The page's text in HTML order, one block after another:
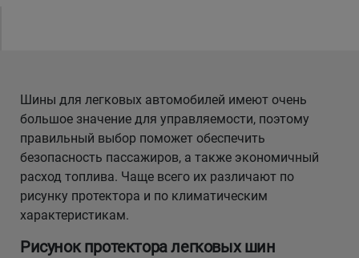
Шины для легковых автомобилей имеют очень
большое значение для управляемости, поэтому
правильный выбор поможет обеспечить
безопасность пассажиров, а также экономичный
расход топлива. Чаще всего их различают по
рисунку протектора и по климатическим
характеристикам.
Рисунок протектора легковых шин